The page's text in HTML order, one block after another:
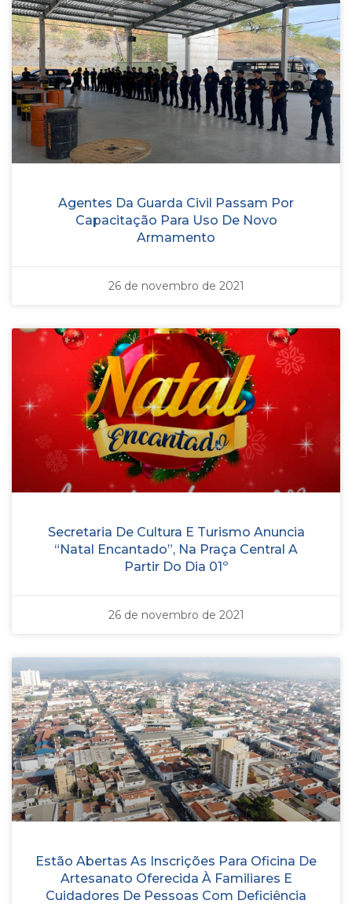
Agentes Da Guarda Civil Passam Por
Capacitação Para Uso De Novo
Armamento
26 de novembro de 2021
Secretaria De Cultura E Turismo Anuncia
“Natal Encantado”, Na Praça Central A
Partir Do Dia 01º
26 de novembro de 2021
Estão Abertas As Inscrições Para Oficina De
Artesanato Oferecida À Familiares E
Cuidadores De Pessoas Com Deficiência